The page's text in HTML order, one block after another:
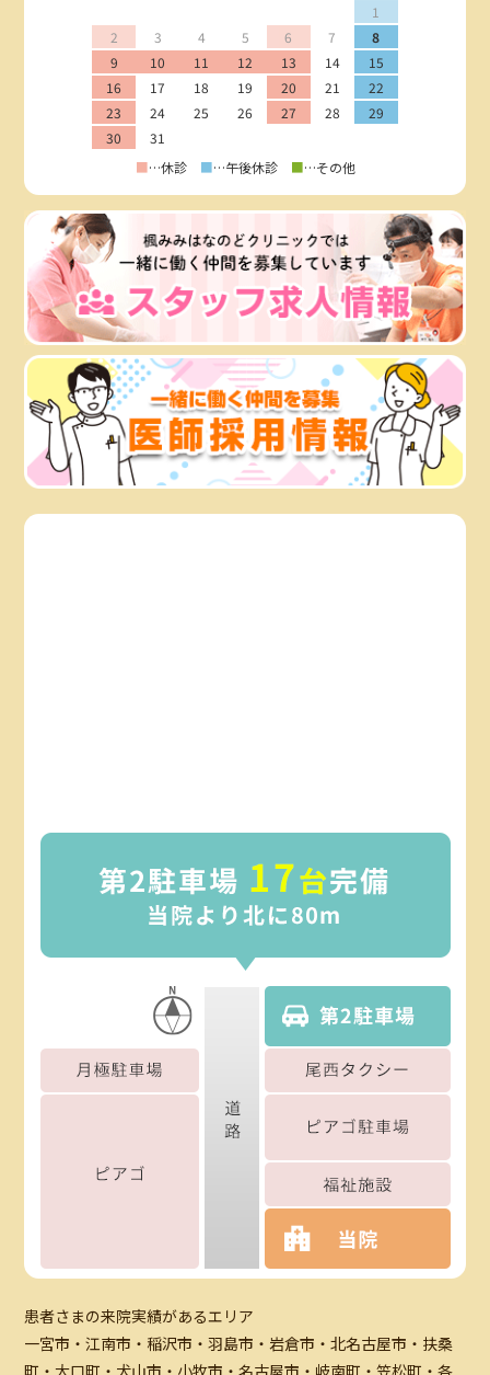
1
2
3 4 5 6 7
8
9
10 11 12 13 14
15
16
17 18 19 20 21
22
23
24 25 26 27 28
29
30
31
■…休診 ■…午後休診 ■…その他
患者さまの来院実績があるエリア
一宮市・江南市・稲沢市・羽島市・岩倉市・北名古屋市・扶桑